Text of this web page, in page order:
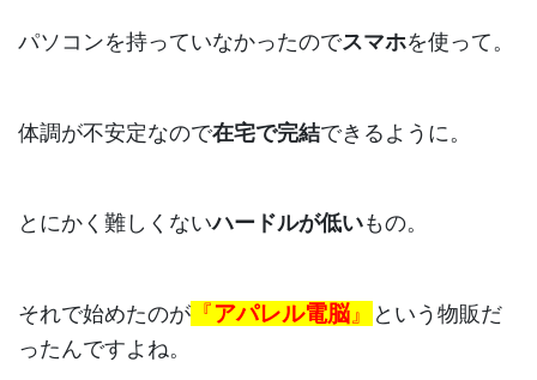
パソコンを持っていなかったのでスマホを使って。
体調が不安定なので在宅で完結できるように。
とにかく難しくないハードルが低いもの。
それで始めたのが 『アパレル電脳』
という物販だ
ったんですよね。